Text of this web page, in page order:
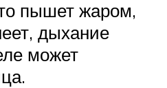
пышет жаром,
дыхание
может